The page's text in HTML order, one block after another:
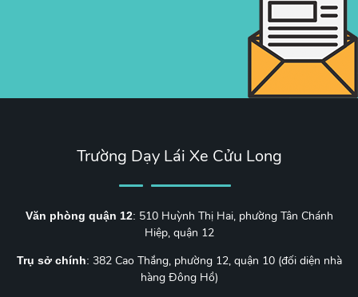
Trường Dạy Lái Xe Cửu Long
Văn phòng quận 12: 510 Huỳnh Thị Hai, phường Tân Chánh
Hiệp, quận 12
Trụ sở chính: 382 Cao Thắng, phường 12, quận 10 (đối diện nhà
hàng Đông Hồ)